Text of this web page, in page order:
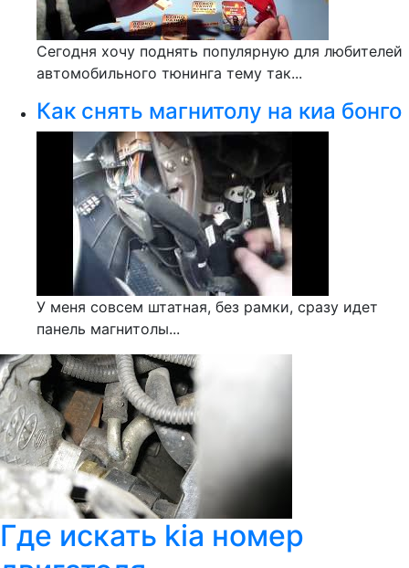
Сегодня хочу поднять популярную для любителей
автомобильного тюнинга тему так...
Как снять магнитолу на киа бонго
У меня совсем штатная, без рамки, сразу идет
панель магнитолы...
Где искать kia номер